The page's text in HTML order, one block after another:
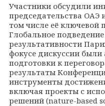
Участники обсудили
председательства ОАЭ
том числе её ключевой
Глобальное
результативности
фокусе дискуссии
подготовки к
результаты
инструменты
включая проекты с
решений (nature-based